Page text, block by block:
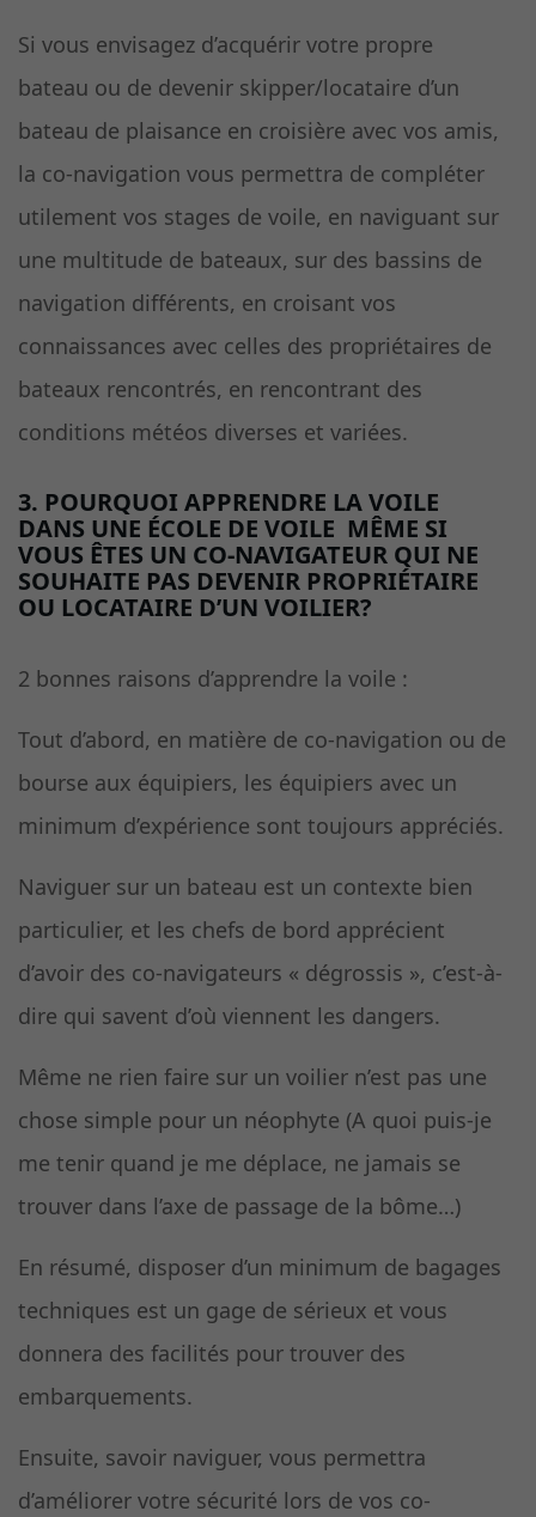
Si vous envisagez d’acquérir votre propre
bateau ou de devenir skipper/locataire d’un
bateau de plaisance en croisière avec vos amis,
la co-navigation vous permettra de compléter
utilement vos stages de voile, en naviguant sur
une multitude de bateaux, sur des bassins de
navigation différents, en croisant vos
connaissances avec celles des propriétaires de
bateaux rencontrés, en rencontrant des
conditions météos diverses et variées.
3. POURQUOI APPRENDRE LA VOILE
DANS UNE ÉCOLE DE VOILE MÊME SI
VOUS ÊTES UN CO-NAVIGATEUR QUI NE
SOUHAITE PAS DEVENIR PROPRIÉTAIRE
OU LOCATAIRE D’UN VOILIER?
2 bonnes raisons d’apprendre la voile :
Tout d’abord, en matière de co-navigation ou de
bourse aux équipiers, les équipiers avec un
minimum d’expérience sont toujours appréciés.
Naviguer sur un bateau est un contexte bien
particulier, et les chefs de bord apprécient
d’avoir des co-navigateurs « dégrossis », c’est-à-
dire qui savent d’où viennent les dangers.
Même ne rien faire sur un voilier n’est pas une
chose simple pour un néophyte (A quoi puis-je
me tenir quand je me déplace, ne jamais se
trouver dans l’axe de passage de la bôme…)
En résumé, disposer d’un minimum de bagages
techniques est un gage de sérieux et vous
donnera des facilités pour trouver des
embarquements.
Ensuite, savoir naviguer, vous permettra
d’améliorer votre sécurité lors de vos co-